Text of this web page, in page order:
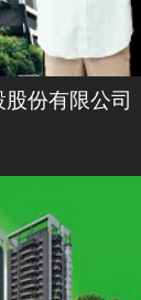
份有限公司